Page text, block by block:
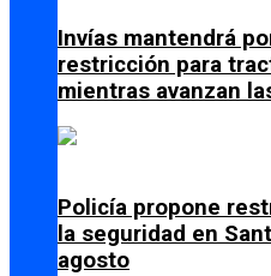
Invías mantendrá
restricción para
mientras avanzan
Policía propone
la seguridad en
agosto